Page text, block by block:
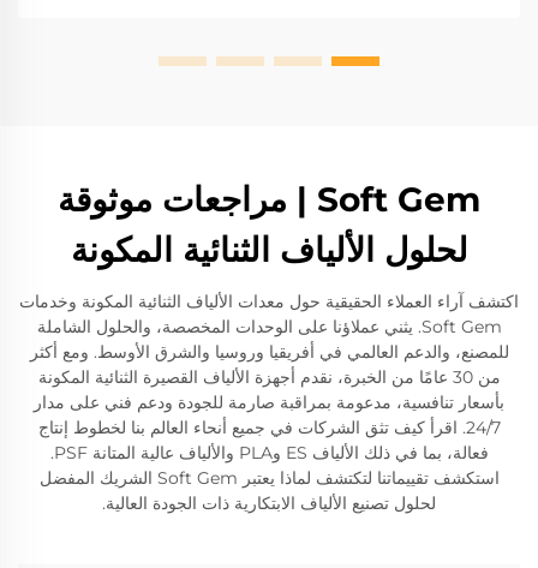
Soft Gem | مراجعات موثوقة
لحلول الألياف الثنائية المكونة
اكتشف آراء العملاء الحقيقية حول معدات الألياف الثنائية المكونة وخدمات
Soft Gem. يثني عملاؤنا على الوحدات المخصصة، والحلول الشاملة
للمصنع، والدعم العالمي في أفريقيا وروسيا والشرق الأوسط. ومع أكثر
من 30 عامًا من الخبرة، نقدم أجهزة الألياف القصيرة الثنائية المكونة
بأسعار تنافسية، مدعومة بمراقبة صارمة للجودة ودعم فني على مدار
24/7. اقرأ كيف تثق الشركات في جميع أنحاء العالم بنا لخطوط إنتاج
فعالة، بما في ذلك الألياف ES وPLA والألياف عالية المتانة PSF.
استكشف تقييماتنا لتكتشف لماذا يعتبر Soft Gem الشريك المفضل
لحلول تصنيع الألياف الابتكارية ذات الجودة العالية.